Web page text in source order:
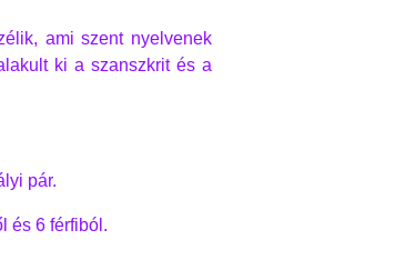
ami szent nyelvenek
ki a szanszkrit és a
pár.
és 6 férfiból.